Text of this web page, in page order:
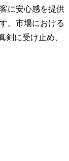
に安心感を提供
。市場における
に受け止め、